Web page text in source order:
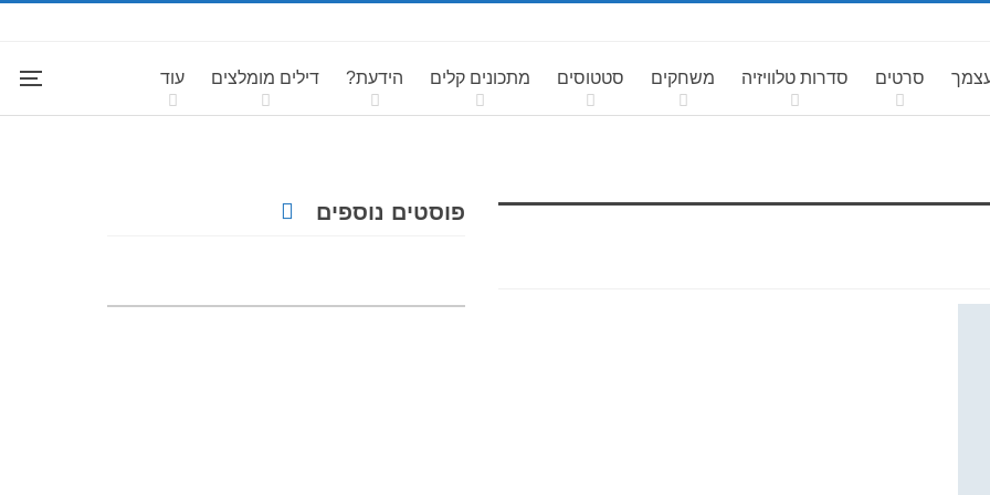
סרטים סדרות טלוויזיה משחקים סטטוסים מתכונים קלים הידעת? דילים מומלצים עוד
פוסטים נוספים